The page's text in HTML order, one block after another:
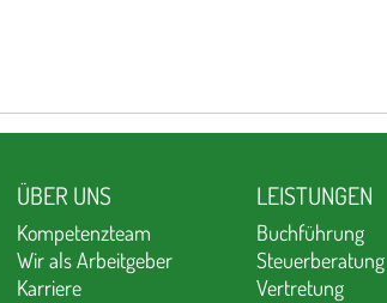
ÜBER UNS
Kompetenzteam
Wir als Arbeitgeber
Karriere
LEISTUNGEN
Buchführung
Steuerberatung
Vertretung